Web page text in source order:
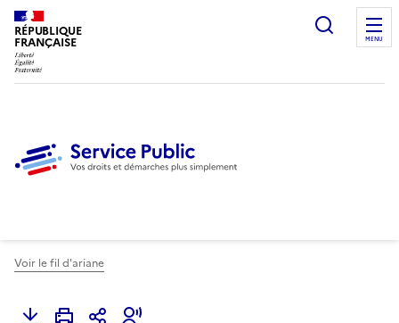
RÉPUBLIQUE
FRANÇAISE
Ouvrir
MENU
Voir le fil d'ariane